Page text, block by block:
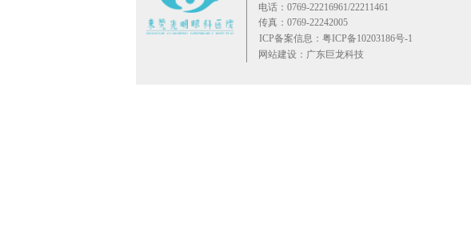
电话：0769-22216961/22211461
传真：0769-22242005
ICP备案信息：粤ICP备10203186号-1
网站建设：广东巨龙科技